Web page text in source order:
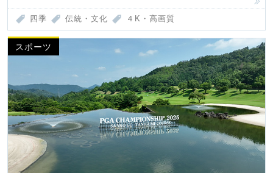
四季 伝統・文化 ４K・高画質
スポーツ